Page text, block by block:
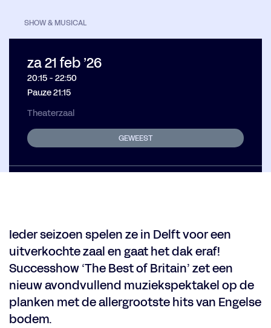
SHOW & MUSICAL
za 21 feb ’26
20:15 - 22:50
Pauze 21:15
Theaterzaal
GEWEEST
Ieder seizoen spelen ze in Delft voor een
uitverkochte zaal en gaat het dak eraf!
Successhow ‘The Best of Britain’ zet een
nieuw avondvullend muziekspektakel op de
planken met de allergrootste hits van Engelse
bodem.